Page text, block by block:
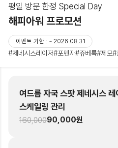
평일 방문 한정 Special Day
해피아워 프로모션
이벤트 기한 : ~ 2026.08.31
#제네시스레이저#포텐자#쥬베룩#제모#
여드름 자국 스팟 제네시스
스케일링 관리
160,00090,000원